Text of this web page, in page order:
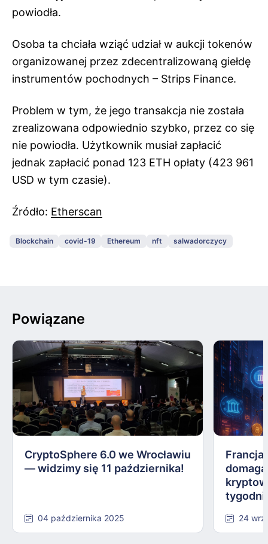
powiodła.
Osoba ta chciała wziąć udział w aukcji tokenów
organizowanej przez zdecentralizowaną giełdę
instrumentów pochodnych – Strips Finance.
Problem w tym, że jego transakcja nie została
zrealizowana odpowiednio szybko, przez co się
nie powiodła. Użytkownik musiał zapłacić
jednak zapłacić ponad 123 ETH opłaty (423 961
USD w tym czasie).
Źródło: Etherscan
Blockchain covid-19 Ethereum nft salwadorczycy
Powiązane
CryptoSphere 6.0 we Wrocławiu
— widzimy się 11 października!
04 października 2025 24